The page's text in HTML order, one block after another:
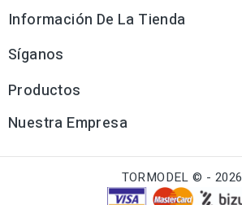
Información De La Tienda
Síganos
Productos
Nuestra Empresa
TORMODEL © - 2026